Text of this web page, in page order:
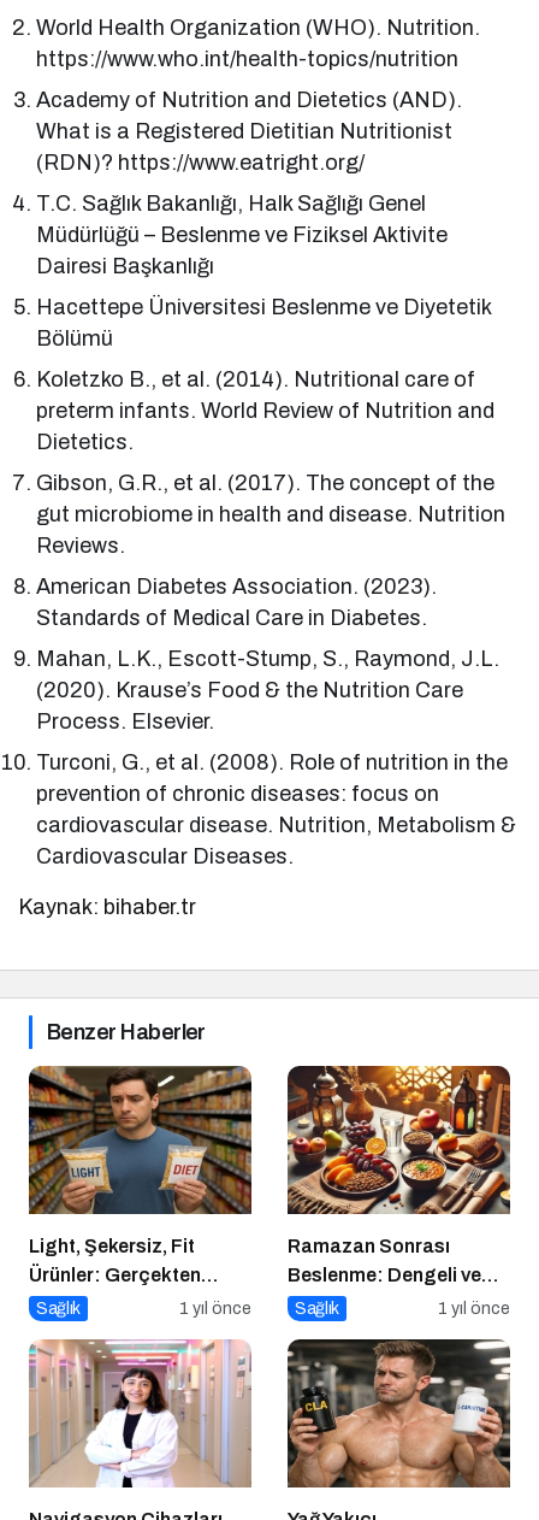
World Health Organization (WHO). Nutrition.
https://www.who.int/health-topics/nutrition
Academy of Nutrition and Dietetics (AND).
What is a Registered Dietitian Nutritionist
(RDN)? https://www.eatright.org/
T.C. Sağlık Bakanlığı, Halk Sağlığı Genel
Müdürlüğü – Beslenme ve Fiziksel Aktivite
Dairesi Başkanlığı
Hacettepe Üniversitesi Beslenme ve Diyetetik
Bölümü
Koletzko B., et al. (2014). Nutritional care of
preterm infants. World Review of Nutrition and
Dietetics.
Gibson, G.R., et al. (2017). The concept of the
gut microbiome in health and disease. Nutrition
Reviews.
American Diabetes Association. (2023).
Standards of Medical Care in Diabetes.
Mahan, L.K., Escott-Stump, S., Raymond, J.L.
(2020). Krause’s Food & the Nutrition Care
Process. Elsevier.
Turconi, G., et al. (2008). Role of nutrition in the
prevention of chronic diseases: focus on
cardiovascular disease. Nutrition, Metabolism &
Cardiovascular Diseases.
Kaynak: bihaber.tr
Benzer Haberler
Light, Şekersiz, Fit
Ürünler: Gerçekten
Daha Sağlıklı mı?
Sağlık 1 yıl önce
Ramazan Sonrası
Beslenme: Dengeli ve
Sağlıklı Bir Geçiş İçin
Sağlık 1 yıl önce